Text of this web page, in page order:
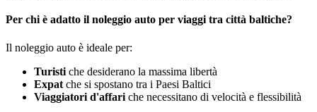
Per chi è adatto il noleggio auto per viaggi tra città baltiche?
Il noleggio auto è ideale per:
Turisti che desiderano la massima libertà
Expat che si spostano tra i Paesi Baltici
Viaggiatori d'affari che necessitano di velocità e flessibilità